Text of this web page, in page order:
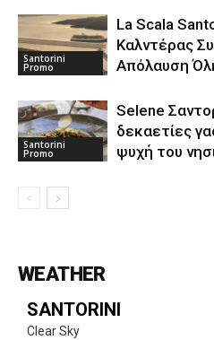
Santorini
Promo
La Scala
Καλντέρας
Απόλαυση
Santorini
Promo
Selene
δεκαετίες
ψυχή του
WEATHER
SANTORINI
Clear Sky